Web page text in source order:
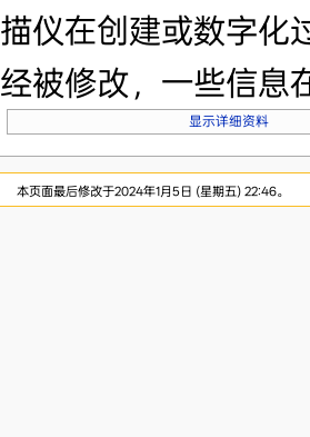
描仪在创建或数字化
经被修改，一些信息
显示详细资料
本页面最后修改于2024年1月5日 (星期五) 22:46。